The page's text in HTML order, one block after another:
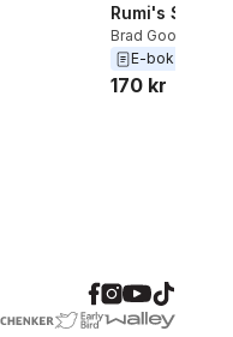
Rumi's Secret
Brad Gooch
E-bok
170 kr